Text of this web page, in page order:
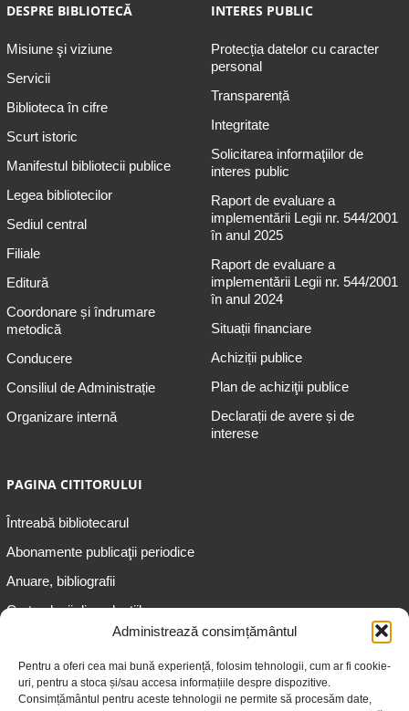
Administrează consimțământul
Pentru a oferi cea mai bună experiență, folosim tehnologii, cum ar fi cookie-
uri, pentru a stoca și/sau accesa informațiile despre dispozitive.
Consimțământul pentru aceste tehnologii ne permite să procesăm date,
DESPRE BIBLIOTECĂ
Misiune şi viziune
Servicii
Biblioteca în cifre
Scurt istoric
Manifestul bibliotecii publice
Legea bibliotecilor
Sediul central
Filiale
Editură
Coordonare și îndrumare
metodică
Conducere
Consiliul de Administrație
Organizare internă
INTERES PUBLIC
Protecția datelor cu caracter
personal
Transparență
Integritate
Solicitarea informaţiilor de
interes public
Raport de evaluare a
implementării Legii nr. 544/2001
în anul 2025
Raport de evaluare a
implementării Legii nr. 544/2001
în anul 2024
Situații financiare
Achiziții publice
Plan de achiziţii publice
Declarații de avere și de
interese
PAGINA CITITORULUI
Întreabă bibliotecarul
Abonamente publicaţii periodice
Anuare, bibliografii
Cartea lunii din colecțiile
Informații pentru adolescenți